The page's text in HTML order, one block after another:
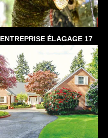
ENTREPRISE ÉLAGAGE 17